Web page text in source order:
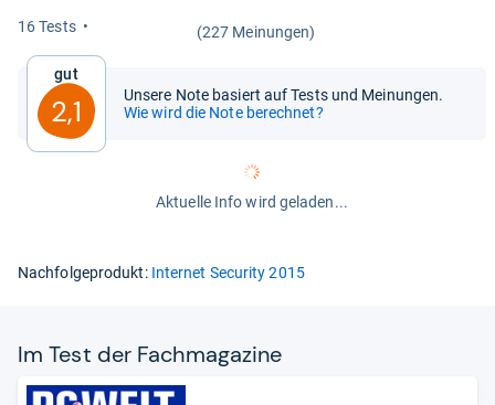
16 Tests (227 Meinungen)
Gut
2,1
Unsere Note basiert auf Tests und Meinungen.
Wie wird die Note berechnet?
Aktuelle Info wird geladen...
Nachfolgeprodukt: Internet Security 2015
Im Test der Fach­ma­ga­zine